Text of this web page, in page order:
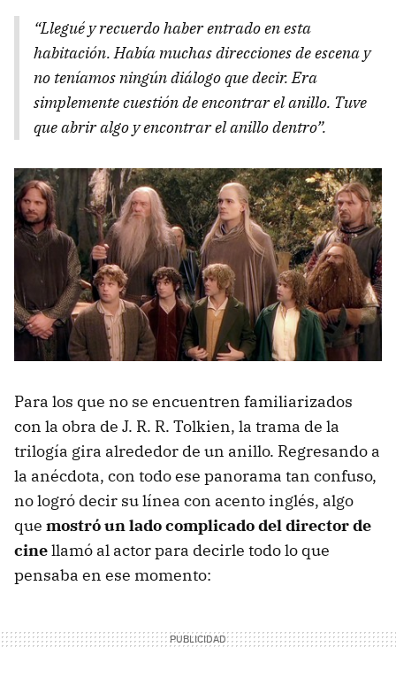
“Llegué y recuerdo haber entrado en esta
habitación. Había muchas direcciones de escena y
no teníamos ningún diálogo que decir. Era
simplemente cuestión de encontrar el anillo. Tuve
que abrir algo y encontrar el anillo dentro”.
Para los que no se encuentren familiarizados
con la obra de J. R. R. Tolkien, la trama de la
trilogía gira alrededor de un anillo. Regresando a
la anécdota, con todo ese panorama tan confuso,
no logró decir su línea con acento inglés, algo
que mostró un lado complicado del director de
cinellamó al actor para decirle todo lo que
pensaba en ese momento: